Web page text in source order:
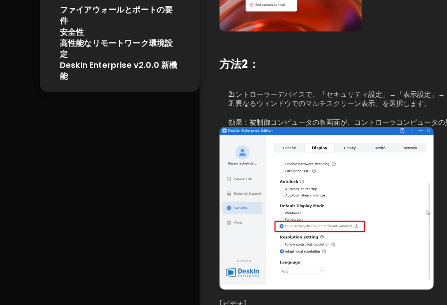
ファイアウォールとポートの要
件
安全性
高性能なリモートワーク環境設
定
DeskIn Enterprise v2.0.0 新機
能
方法2：
コントローラーデバイスで、「セキュリティ設定」→「表示設定」
「異なるウィンドウでのマルチスクリーン表示」を選択します。
効果：被制御コンピュータの各画面が、コントローラコンピュータ